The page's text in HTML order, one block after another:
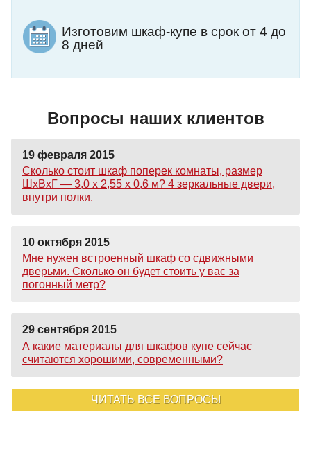
Изготовим шкаф-купе в срок от 4 до
8 дней
Вопросы наших клиентов
19 февраля 2015
Сколько стоит шкаф поперек комнаты, размер
ШхВхГ — 3,0 х 2,55 х 0,6 м? 4 зеркальные двери,
внутри полки.
10 октября 2015
Мне нужен встроенный шкаф со сдвижными
дверьми. Сколько он будет стоить у вас за
погонный метр?
29 сентября 2015
А какие материалы для шкафов купе сейчас
считаются хорошими, современными?
ЧИТАТЬ ВСЕ ВОПРОСЫ